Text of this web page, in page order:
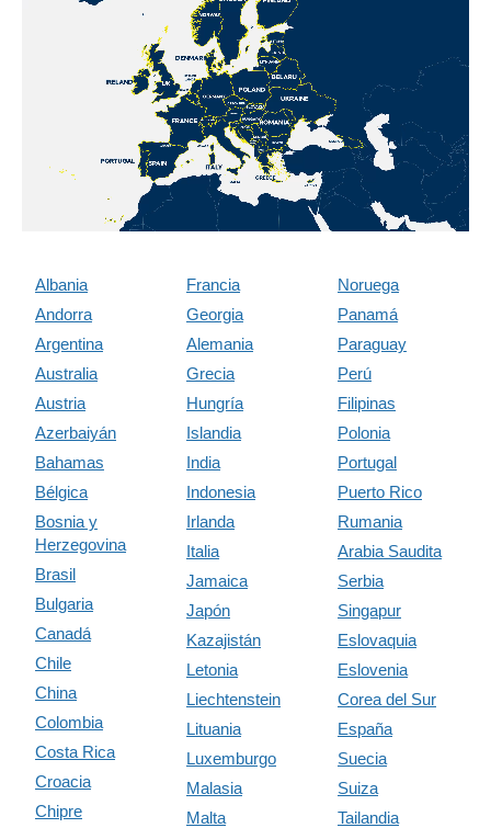
Albania
Andorra
Argentina
Australia
Austria
Azerbaiyán
Bahamas
Bélgica
Bosnia y
Herzegovina
Brasil
Bulgaria
Canadá
Chile
China
Colombia
Costa Rica
Croacia
Chipre
Francia
Georgia
Alemania
Grecia
Hungría
Islandia
India
Indonesia
Irlanda
Italia
Jamaica
Japón
Kazajistán
Letonia
Liechtenstein
Lituania
Luxemburgo
Malasia
Malta
Noruega
Panamá
Paraguay
Perú
Filipinas
Polonia
Portugal
Puerto Rico
Rumania
Arabia Saudita
Serbia
Singapur
Eslovaquia
Eslovenia
Corea del Sur
España
Suecia
Suiza
Tailandia